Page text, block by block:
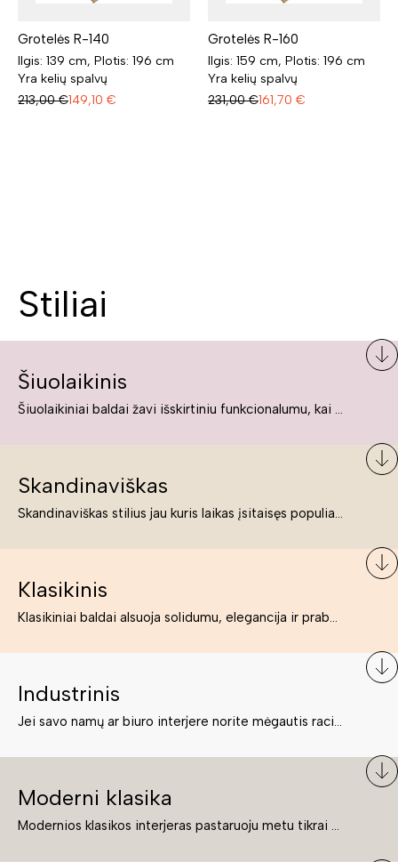
Grotelės R-140
Ilgis: 139 cm, Plotis: 196 cm
Yra kelių spalvų
213,00 €149,10 €
Grotelės R-160
Ilgis: 159 cm, Plotis: 196 cm
Yra kelių spalvų
231,00 €161,70 €
Stiliai
Šiuolaikinis
Šiuolaikiniai baldai žavi išskirtiniu funkcionalumu, kai kurie jų pelnytai net pavadinami meno kūriniais, nes jie tikrai yra išskirtiniai, originalūs ir puikiai atliepiantys į šiuolaikinių žmonių poreikius bei gyvenimo būdo ypatumus.
Skandinaviškas
Skandinaviškas stilius jau kuris laikas įsitaisęs populiariausiųjų sąraše. Namai, butai labai dažnai įrengiami remiantis būtent šio stiliaus ypatumais. Dėl švelnių spalvų, praktiškumo ir estetikos jis masina tuos, kurie neabejingi šviesiem ar neutralių spalvų koloritui, paprastumui, funkcionalumui, natūralumui ir stilingai estetikai. Platų skandinaviškų baldų spektrą rasite „Deinavos baldų“ asortimente.
Klasikinis
Klasikiniai baldai alsuoja solidumu, elegancija ir prabanga. Paprastai jie būna masyvūs, kuria didybės įspūdį. Neabejotinai jie bus geriausias pasirinkimas estetiškam ir rafinuotam klasikiniam namų interjerui. Kartais klasikiniai baldai traktuojami kaip senoviniai, bet tai ne tiesa – klasika yra stilius, neišsemiama elegancija ir rafinuotumas.
Industrinis
Jei savo namų ar biuro interjere norite mėgautis racionaliai išnaudotomis erdvėmis, funkcionalumu ir esate neabejingi tamsesniam koloritui bei praktiškiems sprendimams, tuomet industrinis stilius bus būtent tai, ko Jums reikia. O industrinio stiliaus baldus išsirinksite mūsų asortimente.
Moderni klasika
Modernios klasikos interjeras pastaruoju metu tikrai yra „ant bangos“. Tie, kurie nenori pernelyg nutolti nuo klasikos, bet drauge žavisi šiuolaikiškais sprendimais, su malonumu savo namuose kuria klasikos ir modernaus interjero tandemą – elegantišką, subtilų ir žavingą.